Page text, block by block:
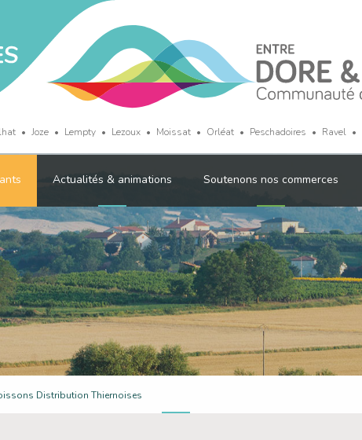
Joze Lempty Lezoux Moissat Orléat Peschadoires Ravel
Actualités & animations Soutenons nos commerces
: Distribution Thiernoises